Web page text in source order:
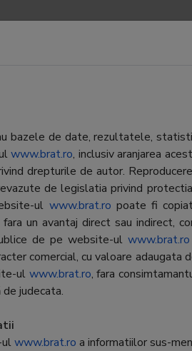
NEWSLETTERS CONTACTE
Adevarul Holding SRL
National
Gratuita
Constantin Sandu/Cristian
Stancu
E-
bazele de date, rezultatele,
www.brat.ro, inclusiv aranjarea
drepturile de autor.
de legislatia privind
ul www.brat.ro poate fi
un avantaj direct sau indirect,
de pe website-ulwww.brat.ro
comercial, cu valoare
ul www.brat.ro, fara
judecata.
www.brat.ro a informatiilor sus-